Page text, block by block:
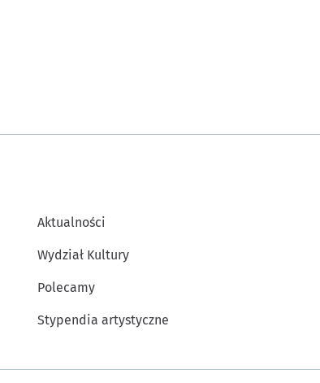
Aktualności
Wydział Kultury
Polecamy
Stypendia artystyczne